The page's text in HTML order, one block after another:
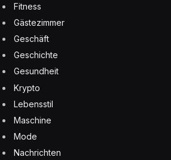
Fitness
Gästezimmer
Geschäft
Geschichte
Gesundheit
Krypto
Lebensstil
Maschine
Mode
Nachrichten